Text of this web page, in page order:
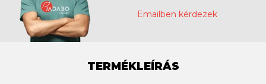
Emailben kérdezek
TERMÉKLEÍRÁS